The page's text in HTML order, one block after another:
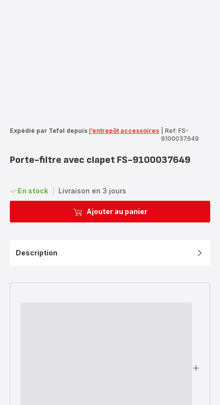
Expédié par Tefal depuis l’entrepôt accessoires
Ref: FS-
9100037649
Porte-filtre avec clapet FS-9100037649
En stock Livraison en 3 jours
Ajouter au panier
Description